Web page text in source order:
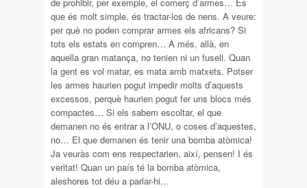
que és molt simple, és tractar-los de nens. A veure:
per què no poden comprar armes els africans? Si
tots els estats en compren… A més, allà, en
aquella gran matança, no tenien ni un fusell. Quan
la gent es vol matar, es mata amb matxets. Potser
les armes haurien pogut impedir molts d’aquests
excessos, perquè haurien pogut fer uns blocs més
compactes… Si els sabem escoltar, el que
demanen no és entrar a l’ONU, o coses d’aquestes,
no… El que demanen és tenir una bomba atòmica!
Ja veuràs com ens respectarien, així, pensen! I és
veritat! Quan un país té la bomba atòmica,
aleshores tot déu a parlar-hi…